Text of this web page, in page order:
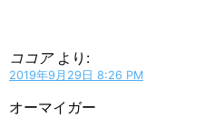
ココア より:
2019年9月29日 8:26 PM
オーマイガー